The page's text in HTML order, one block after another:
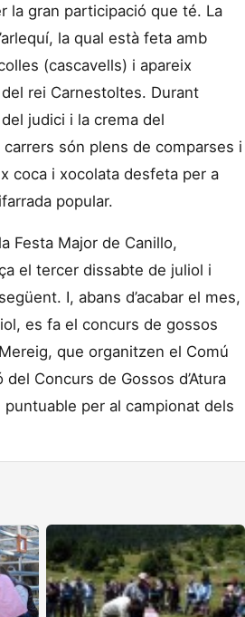
la gran participació que té. La
la qual està feta amb
(cascavells) i apareix
rei Carnestoltes. Durant
judici i la crema del
són plens de comparses i
coca i xocolata desfeta per a
popular.
Festa Major de Canillo,
el tercer dissabte de juliol i
I, abans d’acabar el mes,
es fa el concurs de gossos
que organitzen el Comú
del Concurs de Gossos d’Atura
per al campionat dels